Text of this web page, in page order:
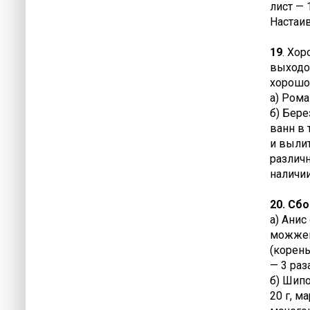
лист —
19.
а)
б)
ванн в
и
20.
а)
— 3
б)
20 г,